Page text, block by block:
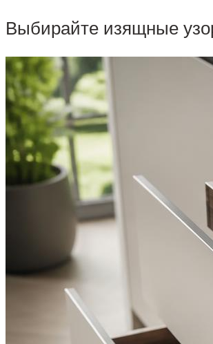
Выбирайте изящные